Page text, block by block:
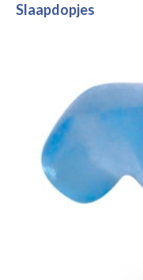
Slaapdopjes